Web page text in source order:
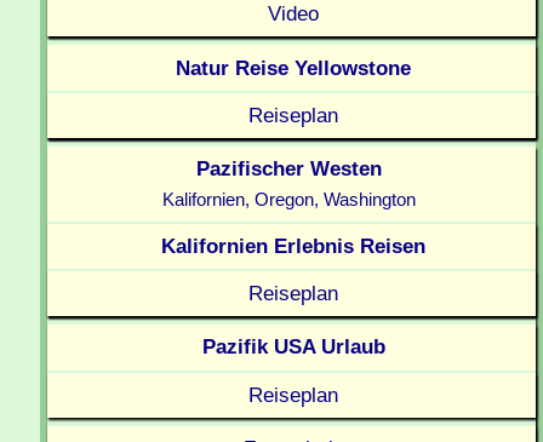
Video
Natur Reise Yellowstone
Reiseplan
Pazifischer Westen
Kalifornien, Oregon, Washington
Kalifornien Erlebnis Reisen
Reiseplan
Pazifik USA Urlaub
Reiseplan